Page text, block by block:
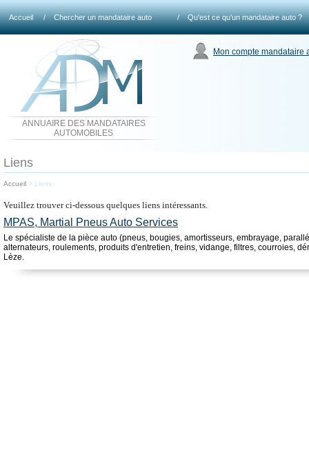
Accueil / Chercher un mandataire auto / Qu'est ce qu'un mandataire auto ?
ANNUAIRE DES MANDATAIRES
AUTOMOBILES
Mon compte mandataire
Liens
Accueil > Liens
Veuillez trouver ci-dessous quelques liens intéressants.
MPAS, Martial Pneus Auto Services
Le spécialiste de la pièce auto (pneus, bougies, amortisseurs, embrayage,
alternateurs, roulements, produits d'entretien, freins, vidange, filtres, courroies,
Lèze.